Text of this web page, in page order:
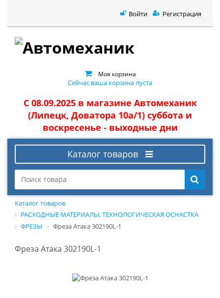
Войти Регистрация
Моя корзина
Сейчас ваша корзина пуста
С 08.09.2025 в магазине Автомеханик
(Липецк, Доватора 10а/1) суббота и
воскресенье - выходные дни
Каталог товаров
Каталог товаров
РАСХОДНЫЕ МАТЕРИАЛЫ, ТЕХНОЛОГИЧЕСКАЯ ОСНАСТКА
ФРЕЗЫ
Фреза Атака 302190L-1
Фреза Атака 302190L-1